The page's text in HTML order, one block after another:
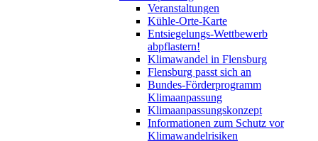
Veranstaltungen
Kühle-Orte-Karte
Entsiegelungs-Wettbewerb
abpflastern!
Klimawandel in Flensburg
Flensburg passt sich an
Bundes-Förderprogramm
Klimaanpassung
Klimaanpassungskonzept
Informationen zum Schutz vor
Klimawandelrisiken